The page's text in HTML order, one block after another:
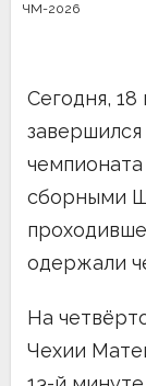
ЧМ-2026
Сегодня,
завершился
сборными
одержали
На
Чехии